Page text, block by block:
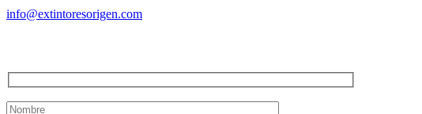
info@extintoresorigen.com